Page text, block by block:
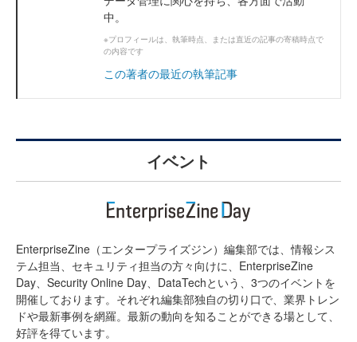
中。
※プロフィールは、執筆時点、または直近の記事の寄稿時点で
の内容です
この著者の最近の執筆記事
イベント
EnterpriseZine（エンタープライズジン）編集部では、情報シス
テム担当、セキュリティ担当の方々向けに、EnterpriseZine
Day、Security Online Day、DataTechという、3つのイベントを
開催しております。それぞれ編集部独自の切り口で、業界トレン
ドや最新事例を網羅。最新の動向を知ることができる場として、
好評を得ています。